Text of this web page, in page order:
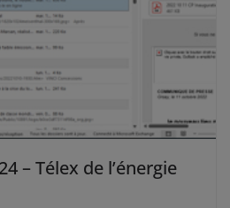
– Télex de l’énergie